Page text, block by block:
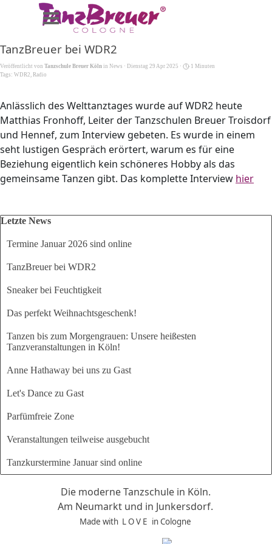
Direkt zum Seiteninhalt
Menü überspringen
TanzBreuer bei WDR2
Veröffentlicht von Tanzschule Breuer Köln in News · Dienstag 29 Apr 2025 ·
1 Minuten
Tags: WDR2, Radio
Anlässlich des Welttanztages wurde auf WDR2 heute
Matthias Fronhoff, Leiter der Tanzschulen Breuer Troisdorf
und Hennef, zum Interview gebeten. Es wurde in einem
seht lustigen Gespräch erörtert, warum es für eine
Beziehung eigentlich kein schöneres Hobby als das
gemeinsame Tanzen gibt. Das komplette Interview hier
Block überspringen Letzte News
Letzte News
Termine Januar 2026 sind online
TanzBreuer bei WDR2
Sneaker bei Feuchtigkeit
Das perfekt Weihnachtsgeschenk!
Tanzen bis zum Morgengrauen: Unsere heißesten
Tanzveranstaltungen in Köln!
Anne Hathaway bei uns zu Gast
Let's Dance zu Gast
Parfümfreie Zone
Veranstaltungen teilweise ausgebucht
Tanzkurstermine Januar sind online
Die moderne Tanzschule in Köln.
Am Neumarkt und in Junkersdorf.
Made with L O V E in Cologne